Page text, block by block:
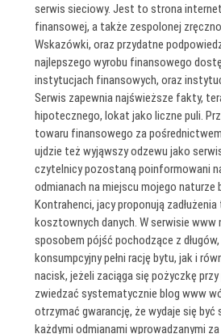
serwis sieciowy. Jest to strona
finansowej, a także zespolonej
Wskazówki, oraz przydatne
najlepszego wyrobu finansowego
instytucjach finansowych, oraz
Serwis zapewnia najświeższe fakty,
hipotecznego, lokat jako liczne puli.
towaru finansowego za
ujdzie też wyjąwszy odzewu jako
czytelnicy pozostaną poinformowani
odmianach na miejscu mojego
Kontrahenci, jacy proponują
kosztownych danych. W serwisie www
sposobem pójść pochodzące z
konsumpcyjny pełni rację bytu, jak i
nacisk, jeżeli zaciąga się pożyczkę
zwiedzać systematycznie blog www
otrzymać gwarancję, że wydaje się być
każdymi odmianami wprowadzanymi